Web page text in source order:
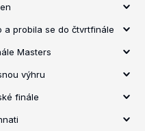
a probila se do čtvrtfinále
Masters
výhru
finále